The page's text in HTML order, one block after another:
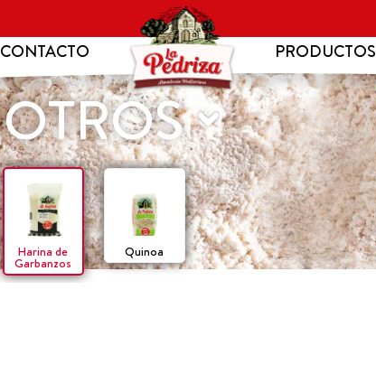
CONTACTO PRODUCTOS
OTROS
Harina de
Garbanzos
Quinoa